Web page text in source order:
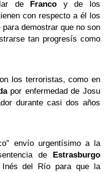
de Franco y de los
con respecto a él los
demostrar que no son
tan progresís como
los terroristas, como en
por enfermedad de Josu
durante casi dos años
envío urgentísimo a la
de Estrasburgo
del Río para que la